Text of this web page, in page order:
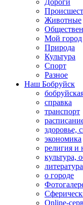
Дороги
Животные
Мой город
Природа
Культура
Спорт
Разное
Наш Бобруйск
справка
транспорт
здоровье,
экономика
религия и
культура,
о городе
Online-